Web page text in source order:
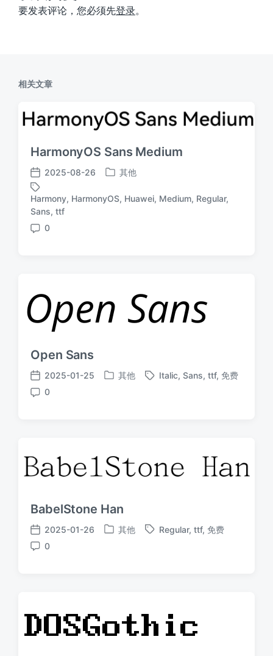
要发表评论，您必须先登录。
相关文章
HarmonyOS Sans Medium
发
布
日
期
2025-08-26
发
于
其他
标
Harmony, HarmonyOS, Huawei, Medium, Regular,
Sans, ttf
评
0
Open Sans
发
布
2025-01-25
发
其他
标
Italic, Sans, ttf, 免费
评
0
BabelStone Han
发
布
2025-01-26
发
其他
标
Regular, ttf, 免费
评
0